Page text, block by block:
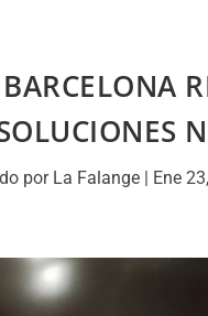
por La Falange| Ene